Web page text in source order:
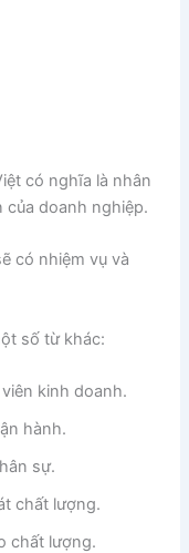
có nghĩa là nhân
của doanh nghiệp.
có nhiệm vụ và
số từ khác:
kinh doanh.
hành.
sự.
chất lượng.
chất lượng.